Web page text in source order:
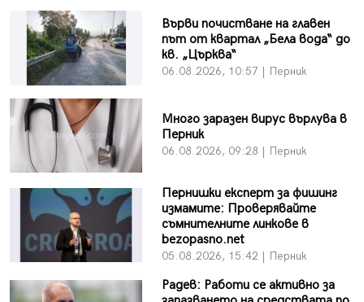
Върви почистване на главен
път от квартал „Бела вода“ до
кв. „Църква“
06.08.2026, 10:57 | Перник
Много заразен вирус върлува в
Перник
06.08.2026, 09:28 | Перник
Пернишки експерт за фишинг
измамите: Проверявайте
съмнителните линкове в
bezopasno.net
05.08.2026, 15:42 | Перник
Радев: Работи се активно за